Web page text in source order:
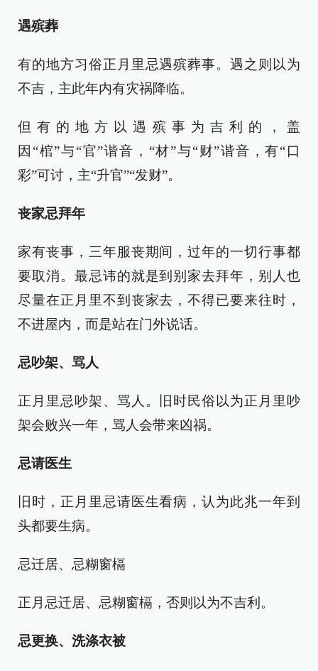
遇殡葬
有的地方习俗正月里忌遇殡葬事。遇之则以为
不吉，主此年内有灾祸降临。
但有的地方以遇殡事为吉利的，盖
因“棺”与“官”谐音，“材”与“财”谐音，有“口
彩”可讨，主“升官”“发财”。
丧家忌拜年
家有丧事，三年服丧期间，过年的一切行事都
要取消。最忌讳的就是到别家去拜年，别人也
尽量在正月里不到丧家去，不得已要来往时，
不进屋内，而是站在门外说话。
忌吵架、骂人
正月里忌吵架、骂人。旧时民俗以为正月里吵
架会败兴一年，骂人会带来凶祸。
忌请医生
旧时，正月里忌请医生看病，认为此兆一年到
头都要生病。
忌迁居、忌糊窗槅
正月忌迁居、忌糊窗槅，否则以为不吉利。
忌更换、洗涤衣被